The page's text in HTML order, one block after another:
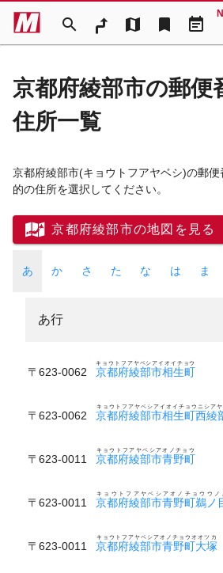
search map bookmark event_note
京都府綾部市の郵便
住所一覧
京都府綾部市(キョウトフアヤベシ)の郵便
的の住所を選択してください。
京都府綾部市の地図を見る
あ か さ た な は ま
あ行
〒623-0062 京都府綾部市相生町
キョウトフアヤベシアイオイチョウ
〒623-0062 京都府綾部市相生町西綾
キョウトフアヤベシアイオイチョウニシアヤ
〒623-0011 京都府綾部市青野町
キョウトフアヤベシアオノチョウ
〒623-0011 京都府綾部市青野町鵜ノ
キョウトフアヤベシアオノチョウウノ
〒623-0011 京都府綾部市青野町大塚
キョウトフアヤベシアオノチョウオオツカ